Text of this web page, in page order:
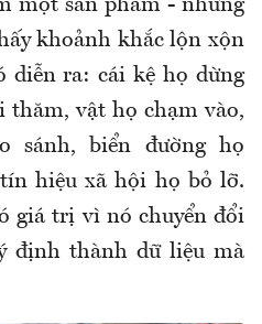
một sản phẩm - nhưng
khoảnh khắc lộn xộn
ra: cái kệ họ dừng
vật họ chạm vào,
sánh, biển đường họ
hiệu xã hội họ bỏ lỡ.
giá trị vì nó chuyển đổi
định thành dữ liệu mà